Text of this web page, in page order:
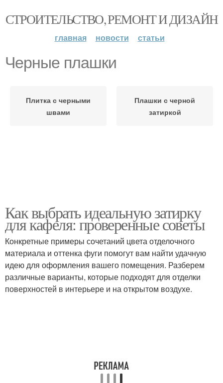
СТРОИТЕЛЬСТВО, РЕМОНТ И ДИЗАЙН
главная новости статьи
Черные плашки
Плитка с черными
швами
Плашки с черной
затиркой
Как выбрать идеальную затирку
для кафеля: проверенные советы
Конкретные примеры сочетаний цвета отделочного
материала и оттенка фуги помогут вам найти удачную
идею для оформления вашего помещения. Разберем
различные варианты, которые подходят для отделки
поверхностей в интерьере и на открытом воздухе.